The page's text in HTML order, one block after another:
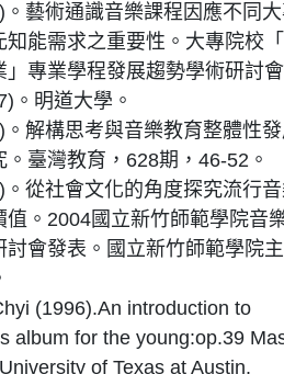
藝術通識音樂課程因應不同
知能需求之重要性。大專院校
」專業學程發展趨勢學術研討
。明道大學。
解構思考與音樂教育整體性
。臺灣教育，628期，46-52。
從社會文化的角度探究流行
值。2004國立新竹師範學院音
討會發表。國立新竹師範學院
(1996).An introduction to
album for the young:op.39
of Texas at Austin.